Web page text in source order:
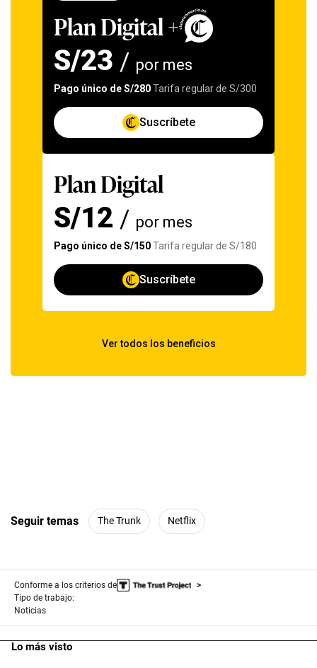
Seguir temas The Trunk Netflix
Conforme a los criterios de
Tipo de trabajo:
Noticias
Lo más visto